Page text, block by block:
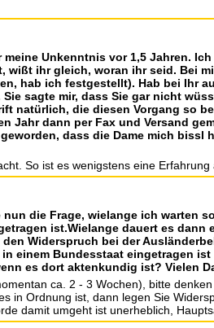
Unkenntnis vor 1,5 Jahren.
ihr gleich, woran ihr seid. Bei
hab ich festgestellt). Hab bei Ihr
sagte mir, dass Sie gar nicht
natürlich, die diesen Vorgang so
Jahr dann per Fax und Versand
dass die Dame mich bissl
So ist es wenigstens eine Erfahrung
die Frage, wielange ich warten
ist.Wielange dauert es dann
Widerspruch bei der
einem Bundesstaat eingetragen
es dort aktenkundig ist? Vielen
ca. 2 - 3 Wochen), bitte
in Ordnung ist, dann legen Sie
damit umgeht ist unerheblich,